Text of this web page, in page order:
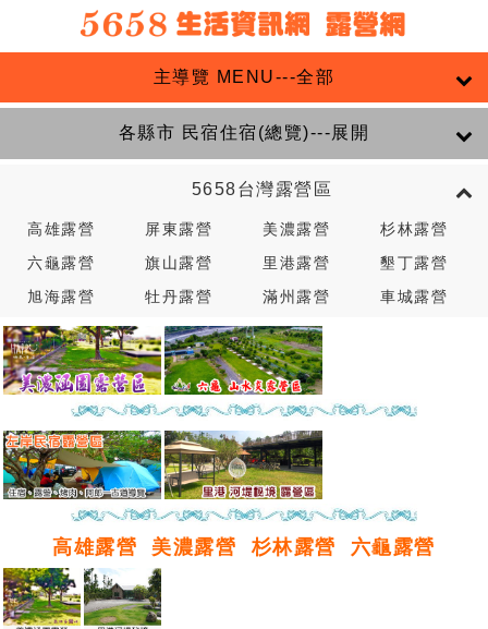
主導覽 MENU---全部
各縣市 民宿住宿(總覽)---展開
5658台灣露營區
高雄露營 屏東露營 美濃露營 杉林露營
六龜露營 旗山露營 里港露營 墾丁露營
旭海露營 牡丹露營 滿州露營 車城露營
高雄露營 美濃露營 杉林露營 六龜露營